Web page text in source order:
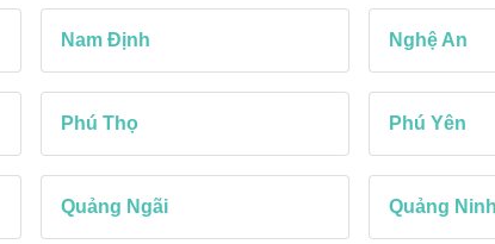
Nam Định Nghệ An
Phú Thọ Phú Yên
Quảng Ngãi Quảng Ninh